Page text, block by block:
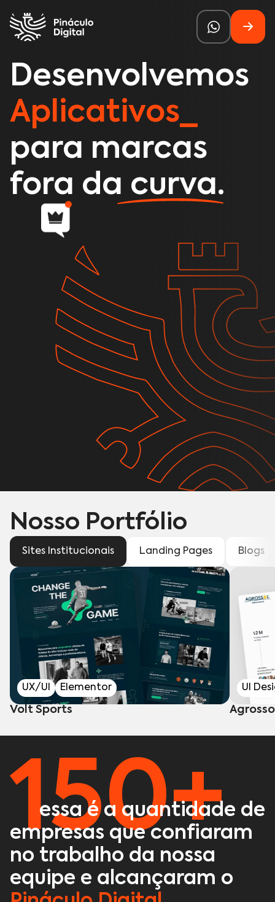
Desenvolvemos
Aplicativos
para marcas
fora da curva.
Nosso Portfólio
Sites Institucionais Landing Pages Blogs
UX/UI Elementor
Volt Sports
UI
150+
essa é a quantidade de
empresas que confiaram
no trabalho da nossa
equipe e alcançaram o